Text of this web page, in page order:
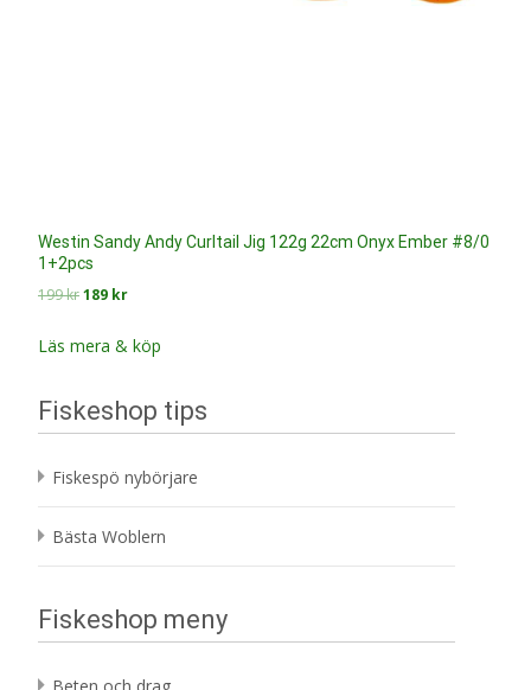
Westin Sandy Andy Curltail Jig 122g 22cm Onyx Ember #8/0
1+2pcs
199krDet
priset
189 krDet
priset
Läs mera & köp
Fiskeshop tips
Fiskespö nybörjare
Bästa Woblern
Fiskeshop meny
Beten och drag